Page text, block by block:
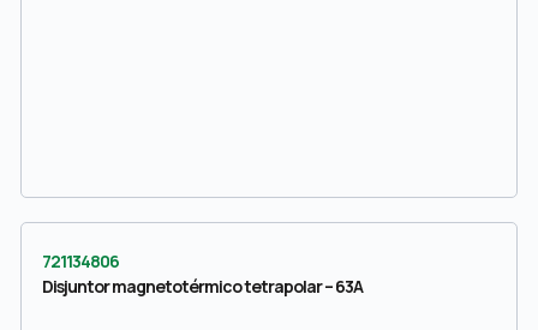
721134806
Disjuntor magnetotérmico tetrapolar – 63A